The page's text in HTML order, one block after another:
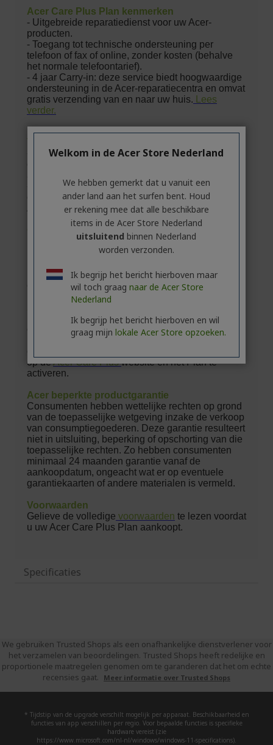
Specificaties
We gebruiken Trusted Shops als een onafhankelijke dienstverlener voor
het verzamelen van beoordelingen. Trusted Shops heeft redelijke en
proportionele maatregelen genomen om te garanderen dat het om echte
recensies gaat.
Meer informatie over Trusted Shops
* Tijdstip van de upgrade verschilt mogelijk per apparaat. Beschikbaarheid en
functies van app verschillen per regio. Voor bepaalde functies is specifieke
hardware vereist (zie
https://www.microsoft.com/nl-nl/windows/windows-11-specifications).
Welkom in de Acer Store Nederland
We hebben gemerkt dat u vanuit een
ander land aan het surfen bent. Houd
er rekening mee dat alle beschikbare
items in de Acer Store Nederland
uitsluitend binnen Nederland
worden verzonden.
Ik begrijp het bericht hierboven maar
wil toch graag naar de Acer Store
Nederland
Ik begrijp het bericht hierboven en wil
graag mijn lokale Acer Store opzoeken.